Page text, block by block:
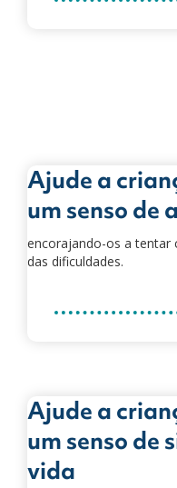
Ajude a
um senso de
encorajando-os a tentar
das dificuldades.
Ajude a
um senso de
vida